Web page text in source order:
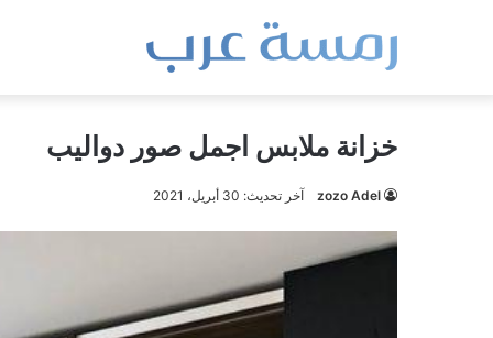
خزانة ملابس اجمل صور دواليب
zozo Adel آخر تحديث: 30 أبريل، 2021